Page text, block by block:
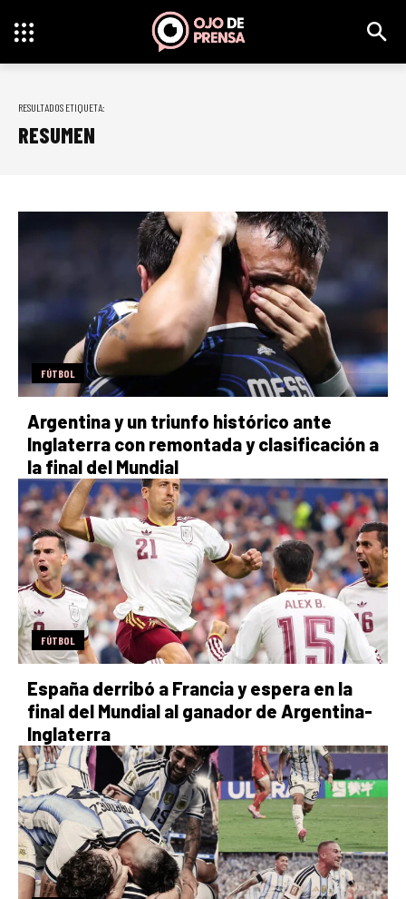
RESULTADOS ETIQUETA:
RESUMEN
FÚTBOL
Argentina y un triunfo histórico ante
Inglaterra con remontada y clasificación a
la final del Mundial
FÚTBOL
España derribó a Francia y espera en la
final del Mundial al ganador de Argentina-
Inglaterra